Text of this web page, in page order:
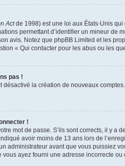
Actde 1998) est une loi aux États-Unis
permettant d’identifier un mineur de
avis. Notez que phpBB Limited et les
« Qui contacter pour les abus ou les
pas !
désactivé la création de nouveaux
!
mot de passe. S’ils sont corrects, il y a
avoir moins de 13 ans lors de
administrateur avant que vous puissiez
vous ayez fourni une adresse incorrecte